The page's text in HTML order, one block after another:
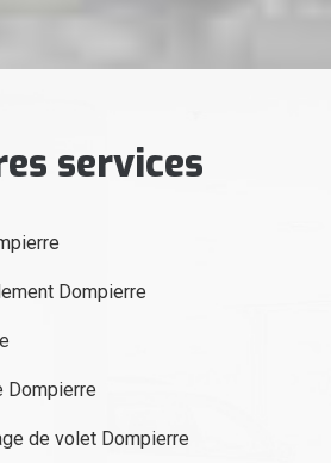
services
Dompierre
Dompierre
de volet Dompierre